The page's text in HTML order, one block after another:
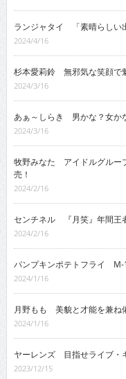
ランジャタイ 「素晴らしい
2024/4/16
杉本愛莉鈴 無邪気な笑顔で
2024/3/16
あぁ～しらき 男かな？女か
2024/3/16
牧野みなた アイドルグルー
売！
2024/2/16
センチネル 『月笑』年間王
2024/2/16
パンプキンポテトフライ M-
2024/1/16
月野もも 美貌と才能を兼ね
2024/1/16
ヤーレンズ 目指せライブ・
2023/12/15